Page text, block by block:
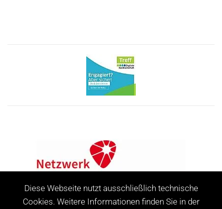
Diese Webseite nutzt ausschließlich technische
Cookies. Weitere Informationen finden Sie in der